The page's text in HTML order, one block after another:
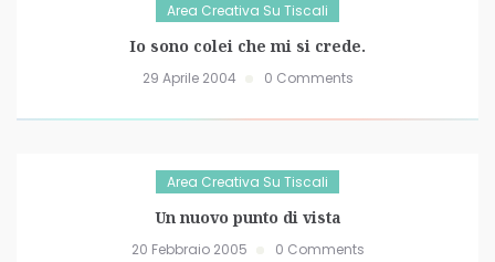
Area Creativa Su Tiscali
Io sono colei che mi si crede.
29 Aprile 2004 0 Comments
Area Creativa Su Tiscali
Un nuovo punto di vista
20 Febbraio 2005 0 Comments